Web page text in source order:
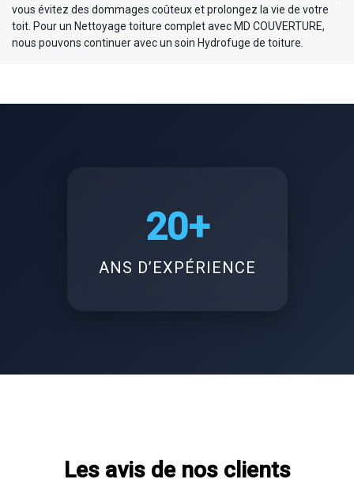
vous évitez des dommages coûteux et prolongez la vie de votre
toit. Pour un Nettoyage toiture complet avec MD COUVERTURE,
nous pouvons continuer avec un soin Hydrofuge de toiture.
20+
ANS D’EXPÉRIENCE
Les avis de nos clients